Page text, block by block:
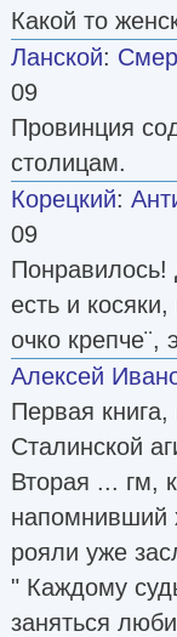
Какой то
Ланской:
09
Провинция
столицам.
Корецкий:
09
Понравилось!
есть и
очко
Алексей
Первая
Сталинской
Вторая ... гм,
напомнивший
рояли уже
" Каждому
заняться